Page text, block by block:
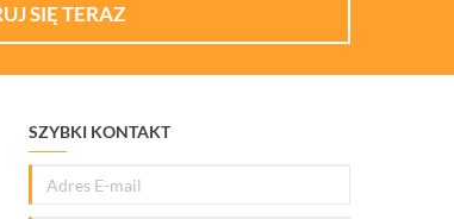
SIĘ TERAZ
SZYBKI KONTAKT